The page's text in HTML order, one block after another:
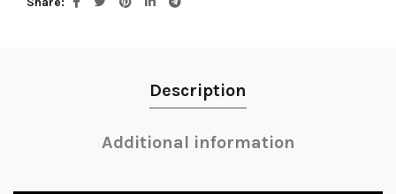
Description
Additional information